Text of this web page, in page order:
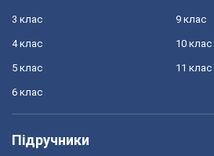
3 клас
4 клас
5 клас
6 клас
9 клас
10 клас
11 клас
Підручники